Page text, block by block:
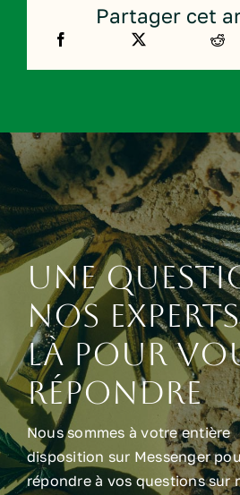
Partager cet
Une
Nos
là pour
répondre
Nous sommes à votre entière
disposition sur Messenger
répondre à vos questions sur